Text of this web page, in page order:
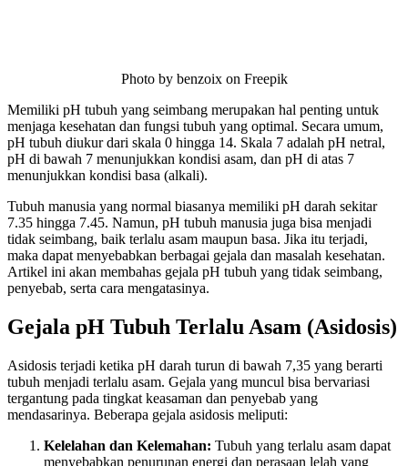
Photo by benzoix on Freepik
Memiliki pH tubuh yang seimbang merupakan hal penting untuk
menjaga kesehatan dan fungsi tubuh yang optimal. Secara umum,
pH tubuh diukur dari skala 0 hingga 14. Skala 7 adalah pH netral,
pH di bawah 7 menunjukkan kondisi asam, dan pH di atas 7
menunjukkan kondisi basa (alkali).
Tubuh manusia yang normal biasanya memiliki pH darah sekitar
7.35 hingga 7.45. Namun, pH tubuh manusia juga bisa menjadi
tidak seimbang, baik terlalu asam maupun basa. Jika itu terjadi,
maka dapat menyebabkan berbagai gejala dan masalah kesehatan.
Artikel ini akan membahas gejala pH tubuh yang tidak seimbang,
penyebab, serta cara mengatasinya.
Gejala pH Tubuh Terlalu Asam (Asidosis)
Asidosis terjadi ketika pH darah turun di bawah 7,35 yang berarti
tubuh menjadi terlalu asam. Gejala yang muncul bisa bervariasi
tergantung pada tingkat keasaman dan penyebab yang
mendasarinya. Beberapa gejala asidosis meliputi:
Kelelahan dan Kelemahan: Tubuh yang terlalu asam dapat
menyebabkan penurunan energi dan perasaan lelah yang